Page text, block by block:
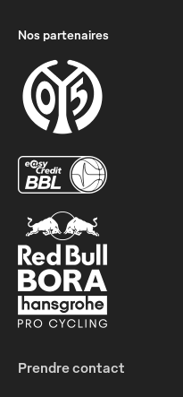
Nos partenaires
Prendre contact